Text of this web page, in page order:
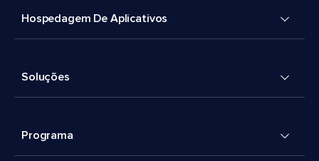
Hospedagem De Aplicativos
Soluções
Programa